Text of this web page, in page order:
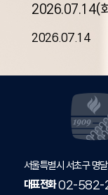
2026.07.14(
2026.07.14
서울특별시 서초구
대표전화02-582-